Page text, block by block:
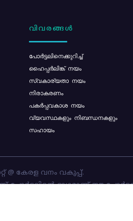
വിവരങ്ങൾ
പോര്‍ട്ടലിനെക്കുറിച്ച്
ഹൈപ്പർലിങ്ക് നയം
സ്വകാര്യതാ നയം
നിരാകരണം
പകർപ്പവകാശ നയം
വ്യവസ്ഥകളും നിബന്ധനകളും
സഹായം
@ കേരള വനം വകുപ്പ്.
പോർട്ടലിന്റെ ഭാഗമാണ് ഈ